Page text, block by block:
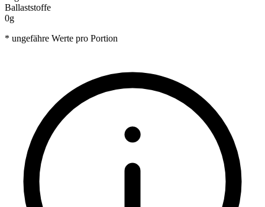
Ballaststoffe
0g
* ungefähre Werte pro Portion